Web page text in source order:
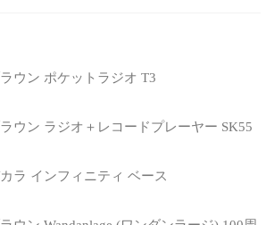
ウン ポケットラジオ T3
ウン ラジオ＋レコードプレーヤー SK55
ラ インフィニティ ベース